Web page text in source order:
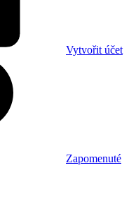
Vytvořit účet
Zapomenuté